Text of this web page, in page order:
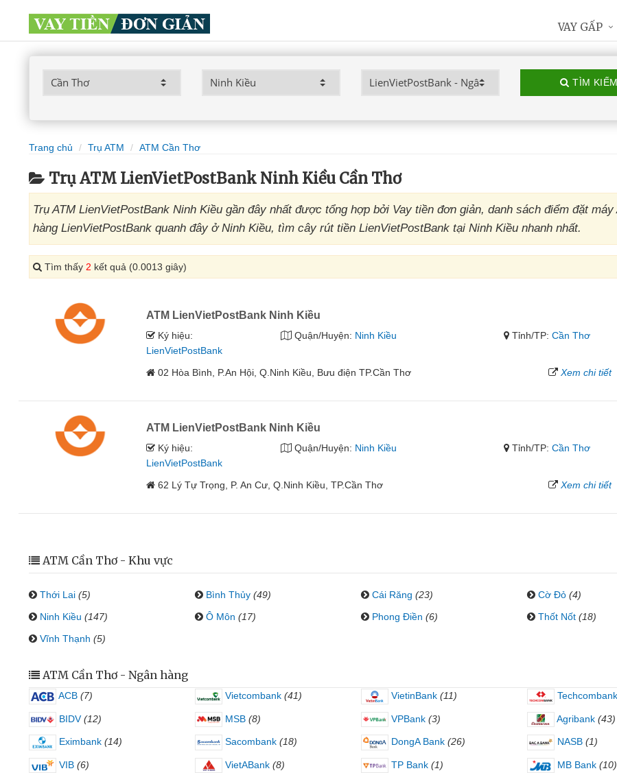
TÌM KIẾM
Trang chủ Trụ ATM ATM Cần Thơ
Trụ ATM LienVietPostBank Ninh Kiều Cần Thơ
Trụ ATM LienVietPostBank Ninh Kiều gần đây nhất được tổng hợp bởi Vay tiền đơn giản, danh sách điểm đặt máy
hàng LienVietPostBank quanh đây ở Ninh Kiều, tìm cây rút tiền LienVietPostBank tại Ninh Kiều nhanh nhất.
Tìm thấy 2 kết quả (0.0013 giây)
ATM LienVietPostBank Ninh Kiều
Ký hiệu:
LienVietPostBank
Quận/Huyện: Ninh Kiều Tỉnh/TP:Cần Thơ
02 Hòa Bình, P.An Hội, Q.Ninh Kiều, Bưu điện TP.Cần Thơ Xem chi tiết
ATM LienVietPostBank Ninh Kiều
Ký hiệu:
LienVietPostBank
Quận/Huyện: Ninh Kiều Tỉnh/TP:Cần Thơ
62 Lý Tự Trọng, P. An Cư, Q.Ninh Kiều, TP.Cần Thơ Xem chi tiết
ATM Cần Thơ - Khu vực
Thới Lai (5) Bình Thủy (49) Cái Răng (23) Cờ Đỏ (4)
Ninh Kiều (147) Ô Môn (17) Phong Điền (6) Thốt Nốt (18)
Vĩnh Thạnh (5)
ATM Cần Thơ - Ngân hàng
ACB (7) Vietcombank (41) VietinBank (11) Techcombank
BIDV (12) MSB (8) VPBank (3) Agribank (43)
Eximbank (14) Sacombank (18) DongA Bank (26) NASB (1)
VIB (6) VietABank (8) TP Bank (1) MB Bank (10)
VAY GẤP